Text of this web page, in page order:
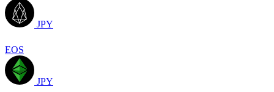
JPY
EOS
JPY